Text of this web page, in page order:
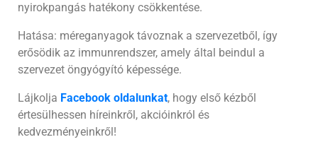
nyirokpangás hatékony csökkentése.
Hatása: méreganyagok távoznak a szervezetből, így
erősödik az immunrendszer, amely által beindul a
szervezet öngyógyító képessége.
Lájkolja Facebook oldalunkat, hogy első kézből
értesülhessen híreinkről, akcióinkról és
kedvezményeinkről!